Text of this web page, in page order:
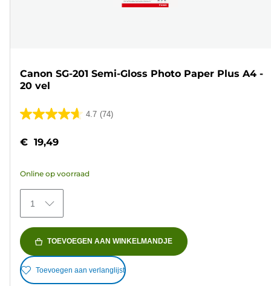
Canon SG-201 Semi-Gloss Photo Paper Plus A4 -
20 vel
4.7 (74)
4.7
de
sterren.
74
beoordelingen
€ 19,49
Online op voorraad
1
TOEVOEGEN AAN WINKELMANDJE
Toevoegen aan verlanglijst